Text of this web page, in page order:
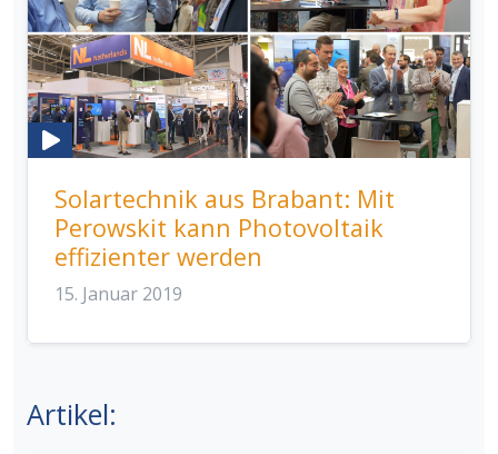
Solartechnik aus Brabant: Mit
Perowskit kann Photovoltaik
effizienter werden
15. Januar 2019
Artikel: